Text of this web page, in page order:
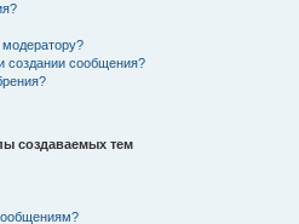
создании сообщения?
создаваемых тем